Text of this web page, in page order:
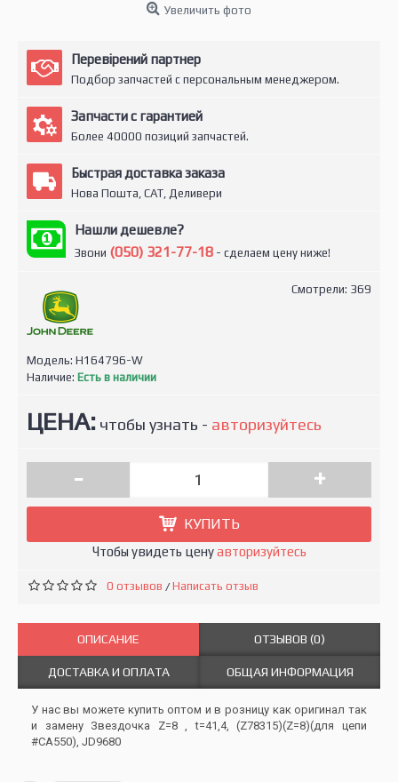
Увеличить фото
Перевірений партнер
Подбор запчастей с персональным менеджером.
Запчасти с гарантией
Более 40000 позиций запчастей.
Быстрая доставка заказа
Нова Пошта, САТ, Деливери
Нашли дешевле?
Звони (050) 321-77-18 - сделаем цену ниже!
Смотрели: 369
Модель: H164796-W
Наличие: Есть в наличии
ЦЕНА: чтобы узнать - авторизуйтесь
- +
КУПИТЬ
Чтобы увидеть ценуавторизуйтесь
0 отзывов /Написать отзыв
ОПИСАНИЕ ОТЗЫВОВ (0)
ДОСТАВКА И ОПЛАТА ОБЩАЯ ИНФОРМАЦИЯ
У нас вы можете купить оптом и в розницу как оригинал так
и замену Звездочка Z=8 , t=41,4, (Z78315)(Z=8)(для цепи
#CA550), JD9680